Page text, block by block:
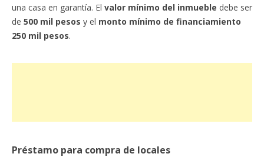
una casa en garantía. El valor mínimo del inmueble debe ser
de 500 mil pesos y el monto mínimo de financiamiento
250 mil pesos.
Préstamo para compra de locales